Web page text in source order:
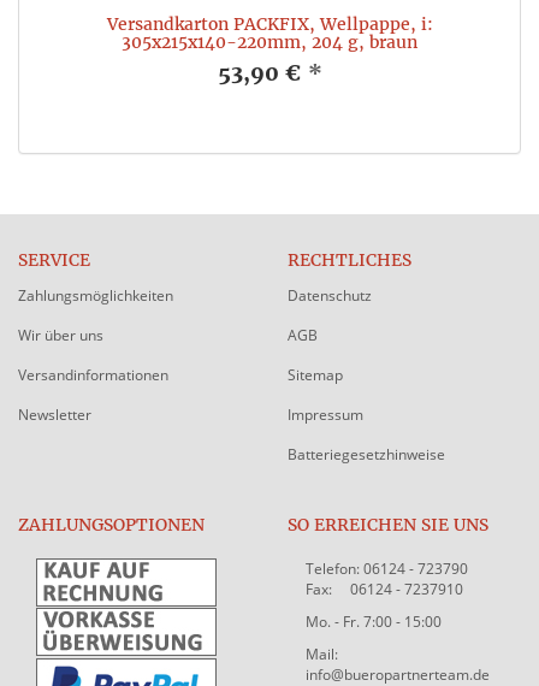
Versandkarton PACKFIX, Wellpappe, i:
305x215x140-220mm, 204 g, braun
53,90 € *
SERVICE
Zahlungsmöglichkeiten
Wir über uns
Versandinformationen
Newsletter
RECHTLICHES
Datenschutz
AGB
Sitemap
Impressum
Batteriegesetzhinweise
ZAHLUNGSOPTIONEN SO ERREICHEN SIE UNS
Telefon: 06124 - 723790
Fax: 06124 - 7237910
Mo. - Fr. 7:00 - 15:00
Mail:
info@bueropartnerteam.de